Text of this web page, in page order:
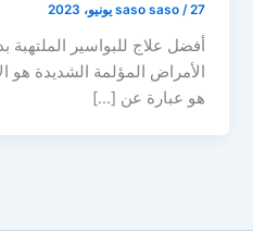
saso saso /27 يونيو، 2023
أفضل علاج للبواسير
الأمراض المؤلمة الشديدة هو
هو عبارة عن […]